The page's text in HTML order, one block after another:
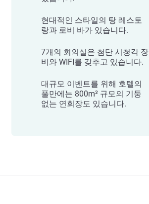
현대적인 스타일의 탕 레스토
랑과 로비 바가 있습니다.
7개의 회의실은 첨단 시청각 장
비와 WIFI를 갖추고 있습니다.
대규모 이벤트를 위해 호텔의
풀만에는 800m² 규모의 기둥
없는 연회장도 있습니다.